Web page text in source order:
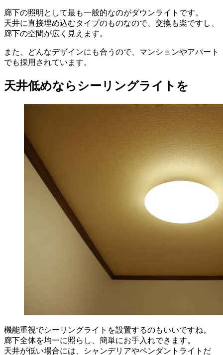
廊下の照明として最も一般的なのがダウンライトです。
天井に直接埋め込むタイプのものなので、交換も楽ですし、
廊下の空間が広く見えます。
また、どんなデザインにも合うので、マンションやアパート
でも採用されています。
天井低めならシーリングライトを
機能重視でシーリングライトを設置するのもいいですね。
廊下全体を均一に照らし、簡単にお手入れできます。
天井が低い場合には、シャンデリアやペンダントライトだ